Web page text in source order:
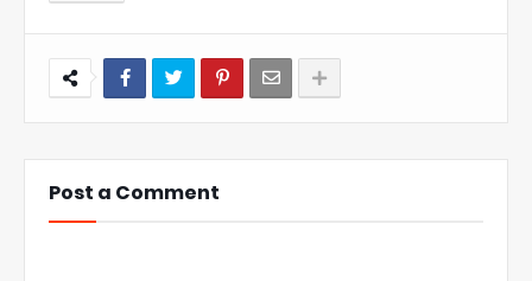
Post a Comment